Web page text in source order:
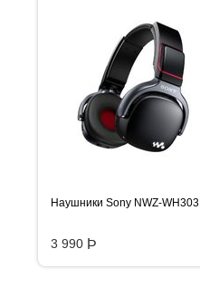
Наушники Sony NWZ-WH303
3 990 Þ